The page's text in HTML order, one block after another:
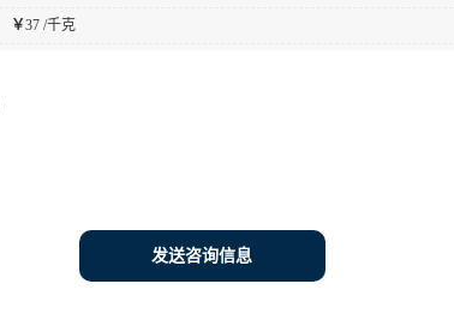
￥37 /千克
发送咨询信息